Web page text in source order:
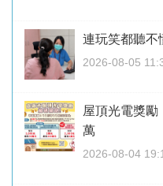
連玩笑都聽
2026-08-05
屋頂光電獎
萬
2026-08-04